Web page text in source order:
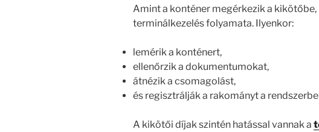
Amint a konténer megérkezik a
terminálkezelés folyamata. Ilyenkor:
lemérik a konténert,
ellenőrzik a dokumentumokat,
átnézik a csomagolást,
és regisztrálják a rakományt a
A kikötői díjak szintén hatással vannak a